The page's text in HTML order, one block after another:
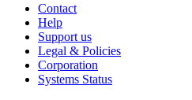
Contact
Help
Support us
Legal & Policies
Corporation
Systems Status